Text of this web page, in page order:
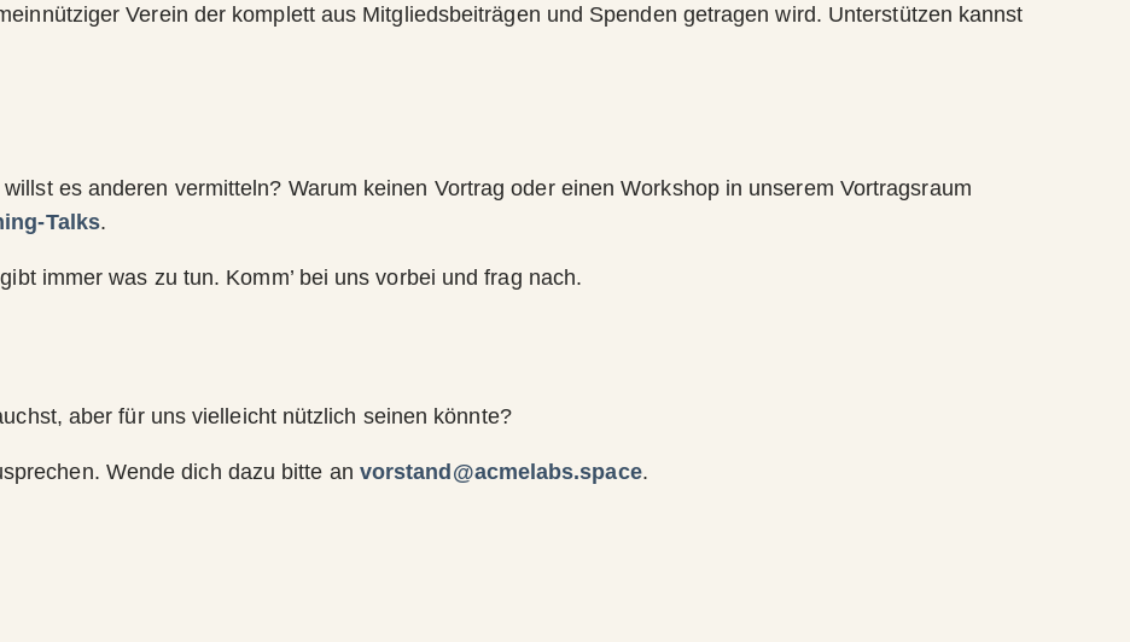
Verein der komplett aus Mitgliedsbeiträgen und Spenden getragen wird. Unterstützen kannst
es anderen vermitteln? Warum keinen Vortrag oder einen Workshop in unserem Vortragsraum
Talks.
immer was zu tun. Komm’ bei uns vorbei und frag nach.
aber für uns vielleicht nützlich seinen könnte?
Wende dich dazu bitte an vorstand@acmelabs.space.